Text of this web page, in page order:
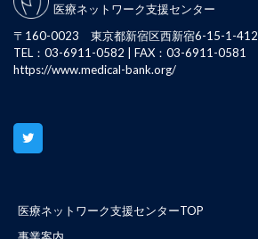
医療ネットワーク支援センター
〒160-0023 東京都新宿区西新宿6-15-1-412
TEL：03-6911-0582 | FAX：03-6911-0581
https://www.medical-bank.org/
医療ネットワーク支援センターTOP